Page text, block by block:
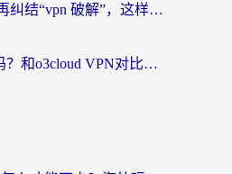
海外党必看：别再纠结“vpn 破解”，这样选回国加速器才能真正无缝访问国内资源
Malus VPN好用吗？和o3cloud VPN对比哪个回国效果更好？